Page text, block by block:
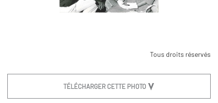
Tous droits réservés
TÉLÉCHARGER CETTE PHOTO